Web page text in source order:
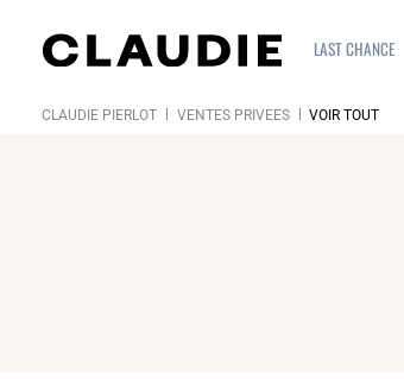
LAST CHANCE
CLAUDIE PIERLOT VENTES PRIVÉES VOIR TOUT